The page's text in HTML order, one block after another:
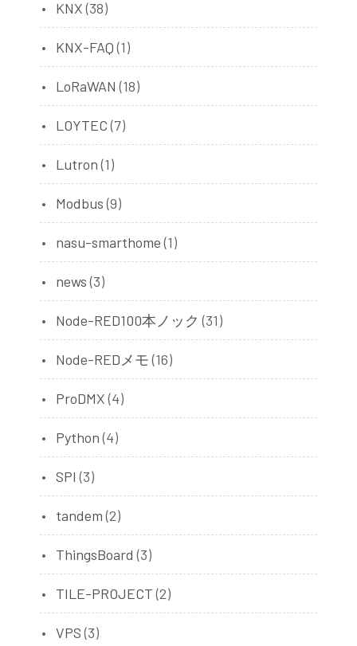
KNX(38)
KNX-FAQ(1)
LoRaWAN (18)
LOYTEC(7)
Lutron(1)
Modbus(9)
nasu-smarthome(1)
news(3)
Node-RED100本ノック (31)
Node-REDメモ(16)
ProDMX(4)
Python(4)
SPI (3)
tandem(2)
ThingsBoard (3)
TILE-PROJECT(2)
VPS(3)